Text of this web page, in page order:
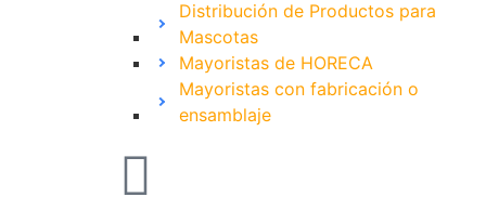
Distribución de Productos para
Mascotas
Mayoristas de HORECA
Mayoristas con fabricación o
ensamblaje